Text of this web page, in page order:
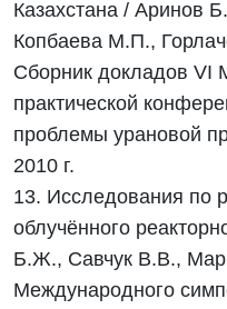
Казахстана / Аринов
Копбаева М.П.,
Сборник докладов VI
практической
проблемы урановой
2010 г.
13. Исследования по
облучённого
Б.Ж., Савчук В.В.,
Международного